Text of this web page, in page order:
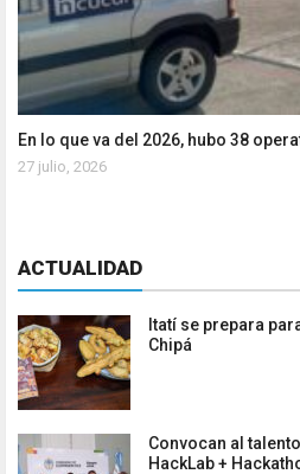
En lo que va del 2026, hubo 38
27 julio, 2026
ACTUALIDAD
Itatí se prepara
Chipá
Convocan al
HackLab +